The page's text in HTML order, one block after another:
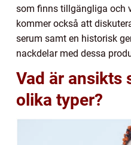
som finns tillgängliga och
kommer också att
serum samt en historisk
nackdelar med dessa
Vad är ansikts
olika typer?